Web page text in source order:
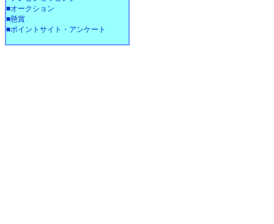
■オークション
■懸賞
■ポイントサイト・アンケート